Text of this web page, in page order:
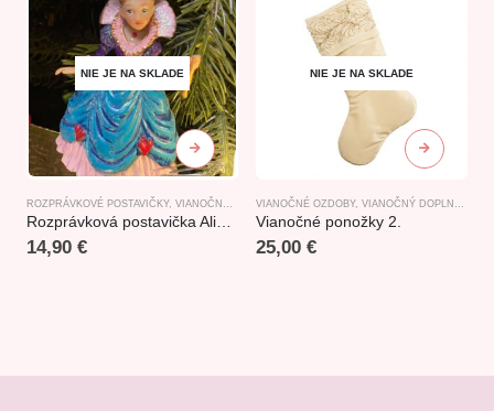
NIE JE NA SKLADE
ROZPRÁVKOVÉ POSTAVIČKY, VIANOČNE FIGÚRKY ,ZÁVESNÉ DEKORÁCIE
14,90 €
NIE JE NA SKLADE
VIANOČNÉ OZDOBY, VIANOČNÝ DOPLNKOVÝ TOVAR
Vianočné ponožky 2.
25,00 €